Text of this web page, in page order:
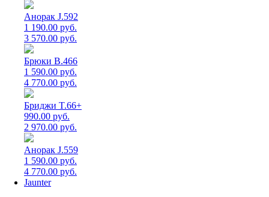
Анорак J.592
1 190.00 руб.
3 570.00 руб.
Брюки B.466
1 590.00 руб.
4 770.00 руб.
Бриджи T.66+
990.00 руб.
2 970.00 руб.
Анорак J.559
1 590.00 руб.
4 770.00 руб.
Jaunter